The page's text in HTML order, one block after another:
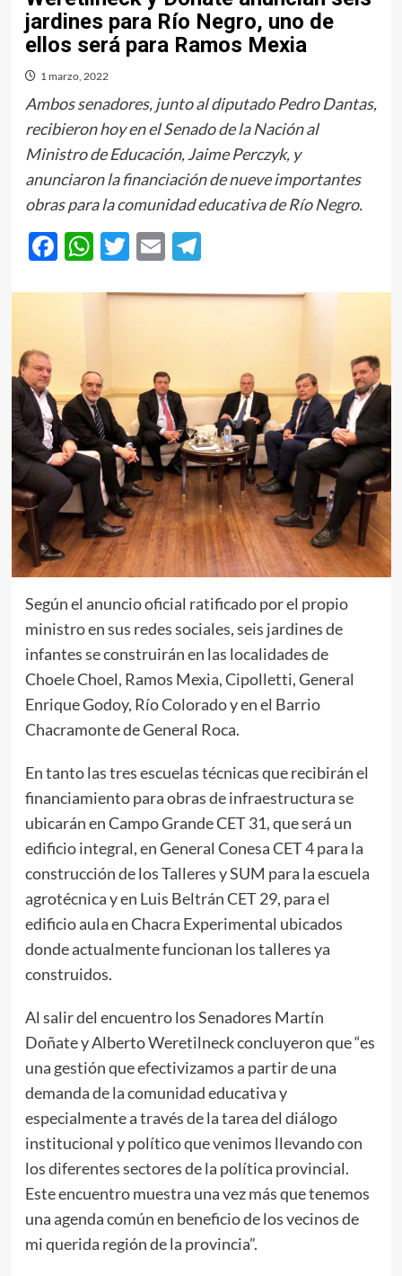
jardines para Río Negro, uno de
ellos será para Ramos Mexia
1 marzo, 2022
Ambos senadores, junto al diputado Pedro Dantas,
recibieron hoy en el Senado de la Nación al
Ministro de Educación, Jaime Perczyk, y
anunciaron la financiación de nueve importantes
obras para la comunidad educativa de Río Negro.
Facebook
WhatsApp
Twitter
EmailTelegram
Según el anuncio oficial ratificado por el propio
ministro en sus redes sociales, seis jardines de
infantes se construirán en las localidades de
Choele Choel, Ramos Mexia, Cipolletti, General
Enrique Godoy, Río Colorado y en el Barrio
Chacramonte de General Roca.
En tanto las tres escuelas técnicas que recibirán el
financiamiento para obras de infraestructura se
ubicarán en Campo Grande CET 31, que será un
edificio integral, en General Conesa CET 4 para la
construcción de los Talleres y SUM para la escuela
agrotécnica y en Luis Beltrán CET 29, para el
edificio aula en Chacra Experimental ubicados
donde actualmente funcionan los talleres ya
construidos.
Al salir del encuentro los Senadores Martín
Doñate y Alberto Weretilneck concluyeron que “es
una gestión que efectivizamos a partir de una
demanda de la comunidad educativa y
especialmente a través de la tarea del diálogo
institucional y político que venimos llevando con
los diferentes sectores de la política provincial.
Este encuentro muestra una vez más que tenemos
una agenda común en beneficio de los vecinos de
mi querida región de la provincia”.